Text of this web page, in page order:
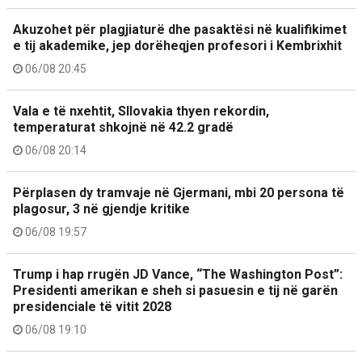
Akuzohet për plagjiaturë dhe pasaktësi në kualifikimet
e tij akademike, jep dorëheqjen profesori i Kembrixhit
06/08 20:45
Vala e të nxehtit, Sllovakia thyen rekordin,
temperaturat shkojnë në 42.2 gradë
06/08 20:14
Përplasen dy tramvaje në Gjermani, mbi 20 persona të
plagosur, 3 në gjendje kritike
06/08 19:57
Trump i hap rrugën JD Vance, “The Washington Post”:
Presidenti amerikan e sheh si pasuesin e tij në garën
presidenciale të vitit 2028
06/08 19:10